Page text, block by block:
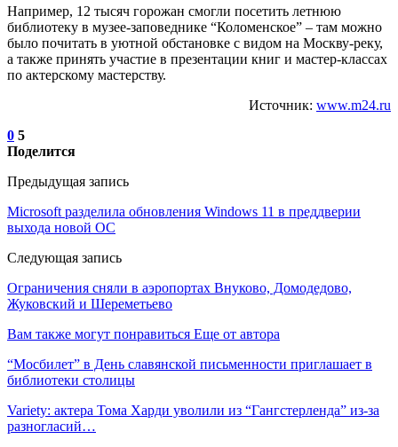
Например, 12 тысяч горожан смогли посетить летнюю
библиотеку в музее-заповеднике “Коломенское” – там можно
было почитать в уютной обстановке с видом на Москву-реку,
а также принять участие в презентации книг и мастер-классах
по актерскому мастерству.
Источник: www.m24.ru
0 5
Поделится
Предыдущая запись
Microsoft разделила обновления Windows 11 в преддверии
выхода новой ОС
Следующая запись
Ограничения сняли в аэропортах Внуково, Домодедово,
Жуковский и Шереметьево
Вам также могут понравиться Еще от автора
“Мосбилет” в День славянской письменности приглашает в
библиотеки столицы
Variety: актера Тома Харди уволили из “Гангстерленда” из-за
разногласий…